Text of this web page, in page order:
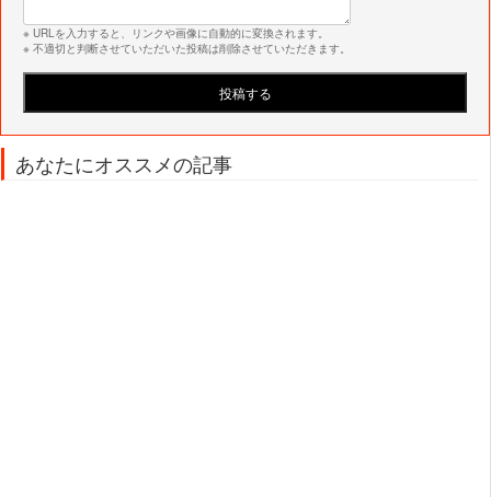
※ URLを入力すると、リンクや画像に自動的に変換されます。
※ 不適切と判断させていただいた投稿は削除させていただきます。
あなたにオススメの記事